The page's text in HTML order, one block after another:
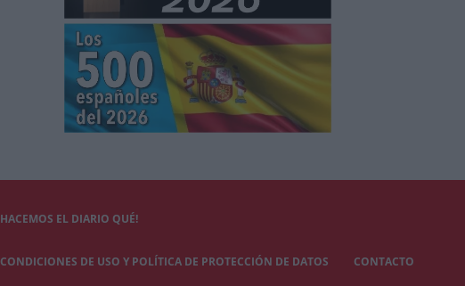
HACEMOS EL DIARIO QUÉ!
CONDICIONES DE USO Y POLÍTICA DE PROTECCIÓN DE DATOS CONTACTO